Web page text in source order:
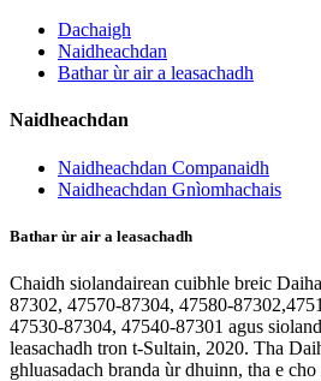
Dachaigh
Naidheachdan
Bathar ùr air a leasachadh
Naidheachdan
Naidheachdan Companaidh
Naidheachdan Gnìomhachais
Bathar ùr air a leasachadh
Chaidh siolandairean cuibhle breic
87302, 47570-87304, 47580-
47530-87304, 47540-87301 agus
leasachadh tron ​​t-Sultain, 2020. Tha
ghluasadach branda ùr dhuinn, tha e cho